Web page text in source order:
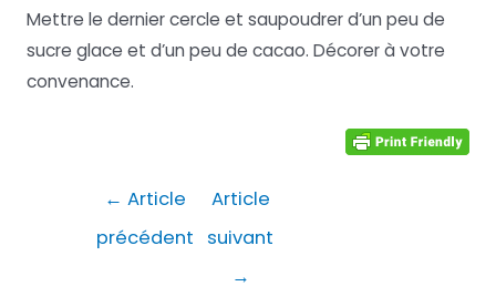
Mettre le dernier cercle et saupoudrer d’un peu de
sucre glace et d’un peu de cacao. Décorer à votre
convenance.
Navigation
l’article
← Article
précédent
Article
suivant
→